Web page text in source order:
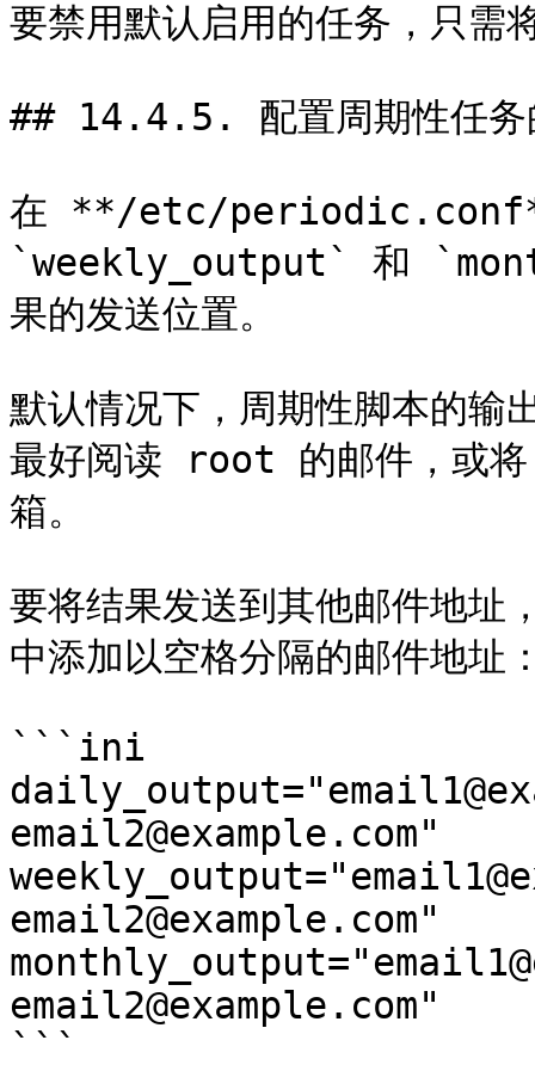
要禁用默认启用的任务，只
## 14.4.5. 配置周期性任务
在 **/etc/
`weekly_output` 和
果的发送位置。
默认情况下，周期性脚本的
最好阅读 root 的邮件，或
箱。
要将结果发送到其他邮件
中添加以空格分隔的邮件地址
```ini
email2@example.com"
email2@example.com"
email2@example.com"
```